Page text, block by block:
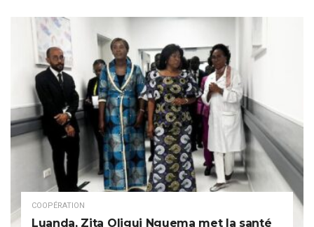
COOPÉRATION
Luanda, Zita Oligui Nguema met la santé